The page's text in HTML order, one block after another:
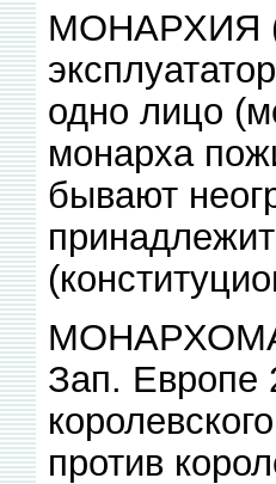
МОНАРХИЯ
одно лицо
монарха
бывают
Зап. Европе
против